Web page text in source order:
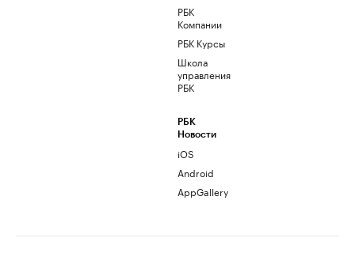
РБК
Компании
РБК Курсы
Школа
управления
РБК
РБК
Новости
iOS
Android
AppGallery